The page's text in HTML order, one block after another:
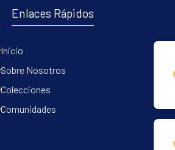
Enlaces Rápidos
Inicio
Sobre Nosotros
Colecciones
Comunidades